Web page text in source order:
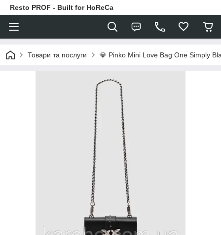
Resto PROF - Built for HoReCa
Товари та послуги 💎 Pinko Mini Love Bag One Simply